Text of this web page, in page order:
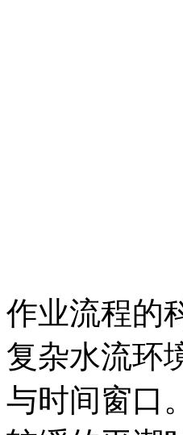
作业流程的
复杂水流环
与时间窗口